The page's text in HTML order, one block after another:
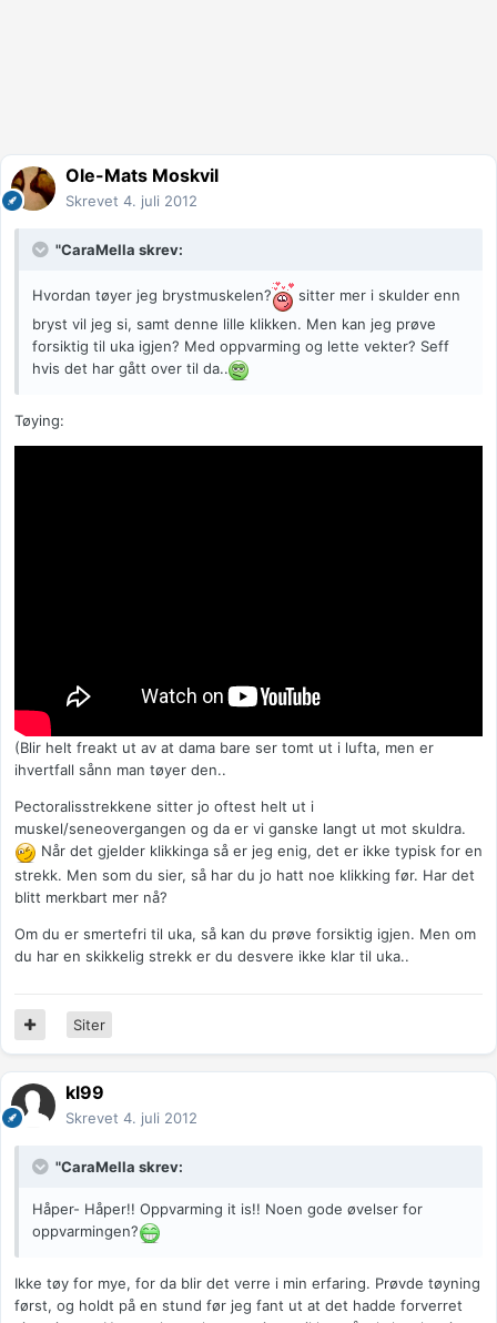
Ole-Mats Moskvil
Skrevet 4. juli 2012
"CaraMella skrev:
Hvordan tøyer jeg brystmuskelen?
sitter mer i skulder enn
bryst vil jeg si, samt denne lille klikken. Men kan jeg prøve
forsiktig til uka igjen? Med oppvarming og lette vekter? Seff
hvis det har gått over til da..
Tøying:
(Blir helt freakt ut av at dama bare ser tomt ut i lufta, men er
ihvertfall sånn man tøyer den..
Pectoralisstrekkene sitter jo oftest helt ut i
muskel/seneovergangen og da er vi ganske langt ut mot skuldra.
Når det gjelder klikkinga så er jeg enig, det er ikke typisk for en
strekk. Men som du sier, så har du jo hatt noe klikking før. Har det
blitt merkbart mer nå?
Om du er smertefri til uka, så kan du prøve forsiktig igjen. Men om
du har en skikkelig strekk er du desvere ikke klar til uka..
Siter
kl99
Skrevet 4. juli 2012
"CaraMella skrev:
Håper- Håper!! Oppvarming it is!! Noen gode øvelser for
oppvarmingen?
Ikke tøy for mye, for da blir det verre i min erfaring. Prøvde tøyning
først, og holdt på en stund før jeg fant ut at det hadde forverret